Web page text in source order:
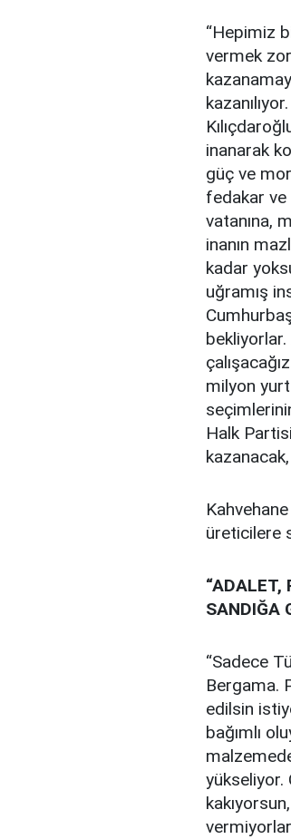
“Hepimiz
vermek
inanarak
güç ve
fedakar ve
vatanına,
inanın
kadar
uğramış
milyon
Halk
üreticilere
“ADALET,
SANDIĞA
“Sadece
Bergama.
edilsin
bağımlı